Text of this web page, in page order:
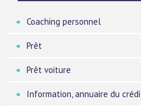
Coaching personnel
Prêt
Prêt voiture
Information, annuaire du